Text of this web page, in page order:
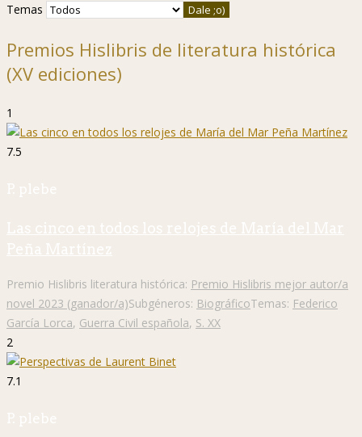
Temas
Premios Hislibris de literatura histórica
(XV ediciones)
1
7.5
P. plebe
Las cinco en todos los relojes de María del Mar
Peña Martínez
Premio Hislibris literatura histórica: Premio Hislibris mejor autor/a
novel 2023 (ganador/a)Subgéneros: BiográficoTemas: Federico
García Lorca, Guerra Civil española, S. XX
2
7.1
P. plebe